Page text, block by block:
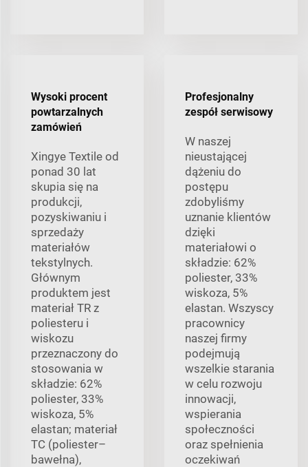
Wysoki procent
powtarzalnych
zamówień
Xingye Textile od
ponad 30 lat
skupia się na
produkcji,
pozyskiwaniu i
sprzedaży
materiałów
tekstylnych.
Głównym
produktem jest
materiał TR z
poliesteru i
wiskozu
przeznaczony do
stosowania w
składzie: 62%
poliester, 33%
wiskoza, 5%
elastan; materiał
TC (poliester–
bawełna),
Profesjonalny
zespół serwisowy
W naszej
nieustającej
dążeniu do
postępu
zdobyliśmy
uznanie klientów
dzięki
materiałowi o
składzie: 62%
poliester, 33%
wiskoza, 5%
elastan. Wszyscy
pracownicy
naszej firmy
podejmują
wszelkie starania
w celu rozwoju
innowacji,
wspierania
społeczności
oraz spełnienia
oczekiwań